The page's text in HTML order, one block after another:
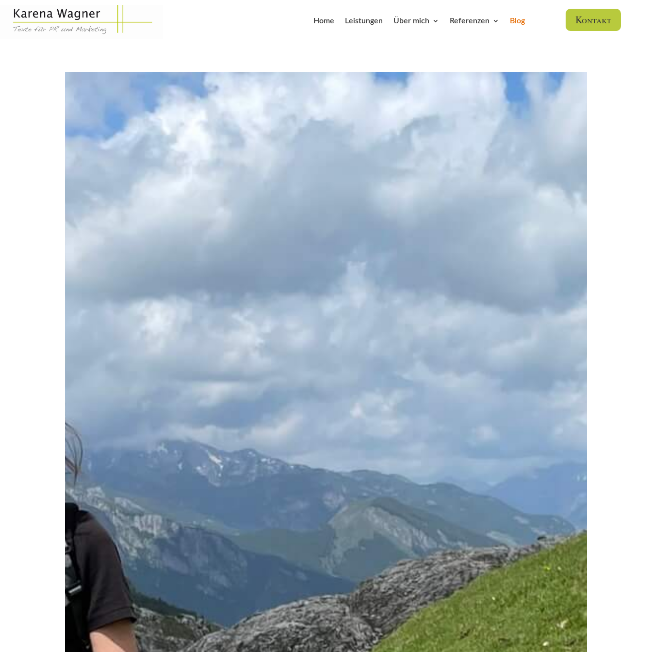
Home Leistungen Über mich Referenzen Blog Kontakt